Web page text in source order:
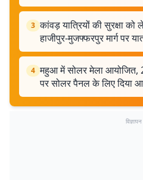
3 कांवड़ यात्रियों की सुरक्षा
हाजीपुर-मुजफ्फरपुर मार्ग पर
4 महुआ में सोलर मेला आयोजित,
पर सोलर पैनल के लिए दिया
विज्ञापन